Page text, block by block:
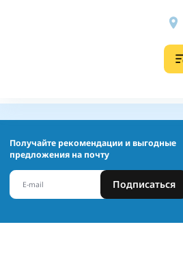
Получайте рекомендации и выгодные
предложения на почту
Подписаться